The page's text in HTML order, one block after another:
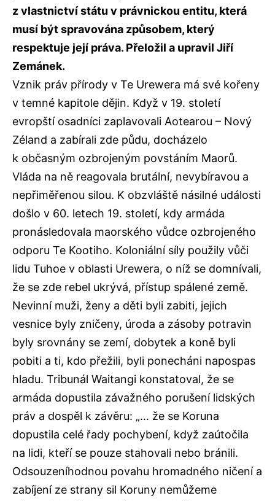
z vlastnictví státu v právnickou entitu, která
musí být spravována způsobem, který
respektuje její práva. Přeložil a upravil Jiří
Zemánek.
Vznik práv přírody v Te Urewera má své kořeny
v temné kapitole dějin. Když v 19. století
evropští osadníci zaplavovali Aotearou – Nový
Zéland a zabírali zde půdu, docházelo
k občasným ozbrojeným povstáním Maorů.
Vláda na ně reagovala brutální, nevybíravou a
nepřiměřenou silou. K obzvláště násilné události
došlo v 60. letech 19. století, kdy armáda
pronásledovala maorského vůdce ozbrojeného
odporu Te Kootiho. Koloniální síly použily vůči
lidu Tuhoe v oblasti Urewera, o níž se domnívali,
že se zde rebel ukrývá, přístup spálené země.
Nevinní muži, ženy a děti byli zabiti, jejich
vesnice byly zničeny, úroda a zásoby potravin
byly srovnány se zemí, dobytek a koně byli
pobiti a ti, kdo přežili, byli ponecháni napospas
hladu. Tribunál Waitangi konstatoval, že se
armáda dopustila závažného porušení lidských
práv a dospěl k závěru: „… že se Koruna
dopustila celé řady pochybení, když zaútočila
na lidi, kteří se pouze stahovali nebo bránili.
Odsouzeníhodnou povahu hromadného ničení a
zabíjení ze strany sil Koruny nemůžeme